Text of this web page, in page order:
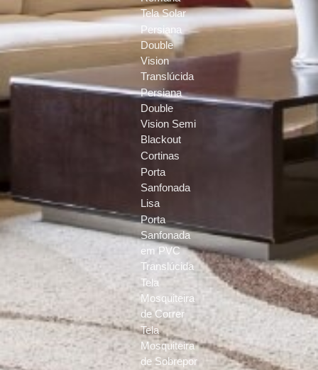
Tela Solar
Persiana
Double
Vision
Translúcida
Persiana
Double
Vision Semi
Blackout
Cortinas
Porta
Sanfonada
Lisa
Porta
Sanfonada
em PVC
Translúcida
Tela
Mosquiteira
de Correr
Tela
Mosquiteira
de Sobrepor